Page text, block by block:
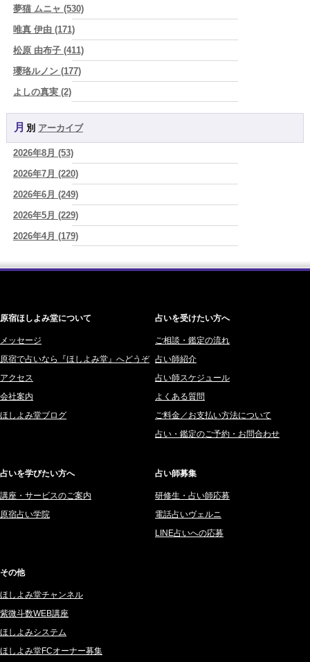
答えを急がない恋ほど、長く続く。
2026/08/09
人生は、いつか終わるのだから未来への準備が今日を豊かにする
巳華 - Mamika -)
2026/08/08
「母親になったら女は終わり』なんて誰が決めた？その言葉を信じた
瞬間から、あなたの人生は他人の脚本になっている」 (芽百マミム)
2026/08/08
「人生が変わらない人には、ある共通点がある 裏切った人を許すので
はなく、自分を裏切り続けることをやめない人
2026/08/08
生きづらさと恋愛の悩みを繰り返すあなたへ (紅月Luru)
2026/08/08
真寿の開運Cooking 鮭が教えてくれた、"積み重ねた先にある豊か
(プラタ 真寿)
『頑張って好かれる』を やめてみました。届いた 一通のメッセー
夢猫 ムニャ (530)
唯真 伊由 (171)
松原 由布子 (411)
瓔珞ルノン (177)
よしの真実 (2)
YOSHIKI (58)
よみ (39)
一之森 陽柑 (26)
椰奈空 (64)
ワカリミ (1)
神楽峰ヴィスカ (10)
赤羽うさぎ (341)
橘メルロ (7)
鈴喜みわこ (8)
鯖ノ実 ソニン (19)
愛音ソナタ (16)
紫村 明世 (34)
サーペント (92)
さてら (94)
桜望巴千 (270)
綺咲みゆき (22)
比呂 酒井 (59)
ロザリン (157)
坂宮 鈴果 (82)
月別 アーカイブ
2026年8月 (53)
2026年7月 (220)
2026年6月 (249)
2026年5月 (229)
2026年4月 (179)
2025年12月 (201)
2025年11月 (252)
2025年10月 (242)
2025年9月 (196)
2025年8月 (182)
2024年12月 (57)
2024年11月 (38)
2024年10月 (36)
2024年9月 (39)
2024年8月 (45)
原宿ほしよみ堂について
メッセージ
原宿で占いなら『ほしよみ堂』へどうぞ
アクセス
会社案内
ほしよみ堂ブログ
占いを受けたい方へ
ご相談・鑑定の流れ
占い師紹介
占い師スケジュール
よくある質問
ご料金／お支払い方法について
占い・鑑定のご予約・お問合わせ
占いを学びたい方へ
講座・サービスのご案内
原宿占い学院
占い師募集
研修生・占い師応募
電話占いヴェルニ
LINE占いへの応募
その他
ほしよみ堂チャンネル
紫微斗数WEB講座
ほしよみシステム
ほしよみ堂FCオーナー募集